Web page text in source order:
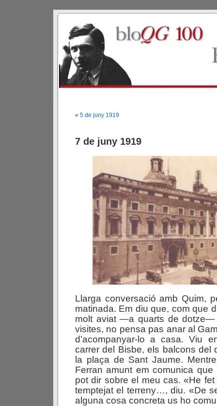
« 5 de juny 1919
7 de juny 1919
Llarga conversació amb Quim,
matinada. Em diu que, com que
molt aviat —a quarts de dotze—
visites, no pensa pas anar al
d’acompanyar-lo a casa. Viu
carrer del Bisbe, els balcons del
la plaça de Sant Jaume.
Ferran amunt em comunica
pot dir sobre el meu cas. «He
temptejat el terreny…, diu. «De
alguna cosa concreta us ho